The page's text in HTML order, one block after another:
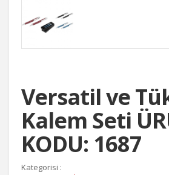
Versatil ve
Kalem Seti
KODU: 1687
Kategorisi :